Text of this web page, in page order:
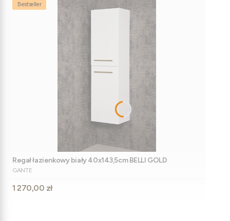
Bestseller
Regał łazienkowy biały 40x143,5cm BELLI GOLD
PRODUCENT
GANTE
Cena
1 270,00 zł